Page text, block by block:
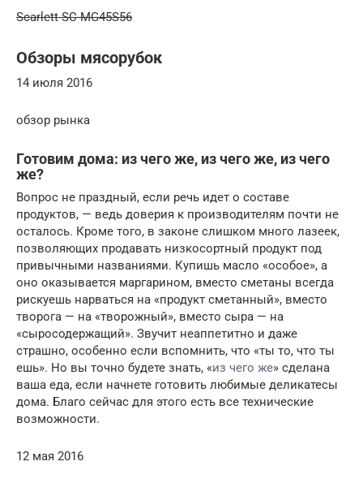
Scarlett SC-MG45S56
Обзоры мясорубок
14 июля 2016
обзор рынка
Готовим дома: из чего же, из чего же, из чего
же?
Вопрос не праздный, если речь идет о составе
продуктов, — ведь доверия к производителям почти не
осталось. Кроме того, в законе слишком много лазеек,
позволяющих продавать низкосортный продукт под
привычными названиями. Купишь масло «особое», а
оно оказывается маргарином, вместо сметаны всегда
рискуешь нарваться на «продукт сметанный», вместо
творога — на «творожный», вместо сыра — на
«сыросодержащий». Звучит неаппетитно и даже
страшно, особенно если вспомнить, что «ты то, что ты
ешь». Но вы точно будете знать, «из чего же» сделана
ваша еда, если начнете готовить любимые деликатесы
дома. Благо сейчас для этого есть все технические
возможности.
12 мая 2016